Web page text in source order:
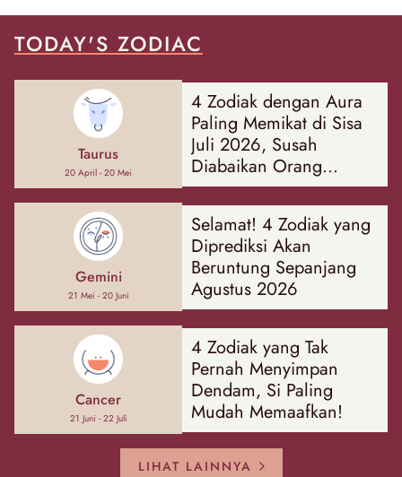
TODAY'S ZODIAC
Taurus
20 April - 20 Mei
4 Zodiak dengan Aura
Paling Memikat di Sisa
Juli 2026, Susah
Diabaikan Orang
Sekitar!
Gemini
21 Mei - 20 Juni
Selamat! 4 Zodiak yang
Diprediksi Akan
Beruntung Sepanjang
Agustus 2026
Cancer
21 Juni - 22 Juli
4 Zodiak yang Tak
Pernah Menyimpan
Dendam, Si Paling
Mudah Memaafkan!
LIHAT LAINNYA